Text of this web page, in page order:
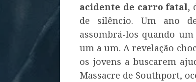
acidente de carro fatal,
de silêncio. Um ano
assombrá-los quando
um a um. A revelação
os jovens a buscarem
Massacre de Southport,